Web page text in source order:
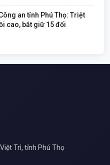
an tỉnh Phú Thọ: Triệt
cao, bắt giữ 15 đối
Trì, tỉnh Phú Thọ